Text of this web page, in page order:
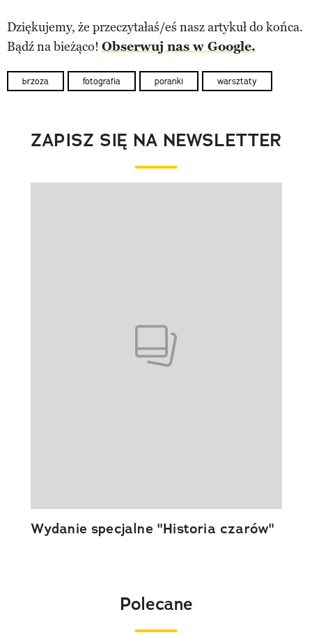
Dziękujemy, że przeczytałaś/eś nasz artykuł do końca.
Bądź na bieżąco! Obserwuj nas w Google.
brzoza fotografia poranki warsztaty
ZAPISZ SIĘ NA NEWSLETTER
Wydanie specjalne "Historia czarów"
Polecane